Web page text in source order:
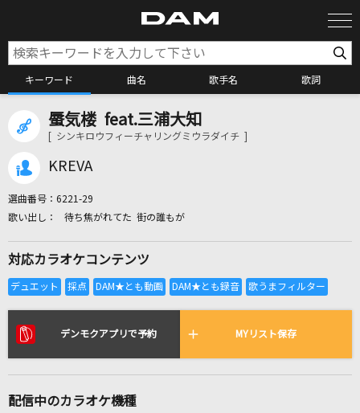
キーワード 曲名 歌手名 歌詞
カラオケ検索
全国りれき
リアルタイムで歌われている曲の一覧
蜃気楼 feat.三浦大知
[ シンキロウフィーチャリングミウラダイチ ]
KREVA
選曲番号： 6221-29
待ち焦がれてた 街の誰もが
対応カラオケコンテンツ
デンモクアプリで予約 MYリスト保存
配信中のカラオケ機種